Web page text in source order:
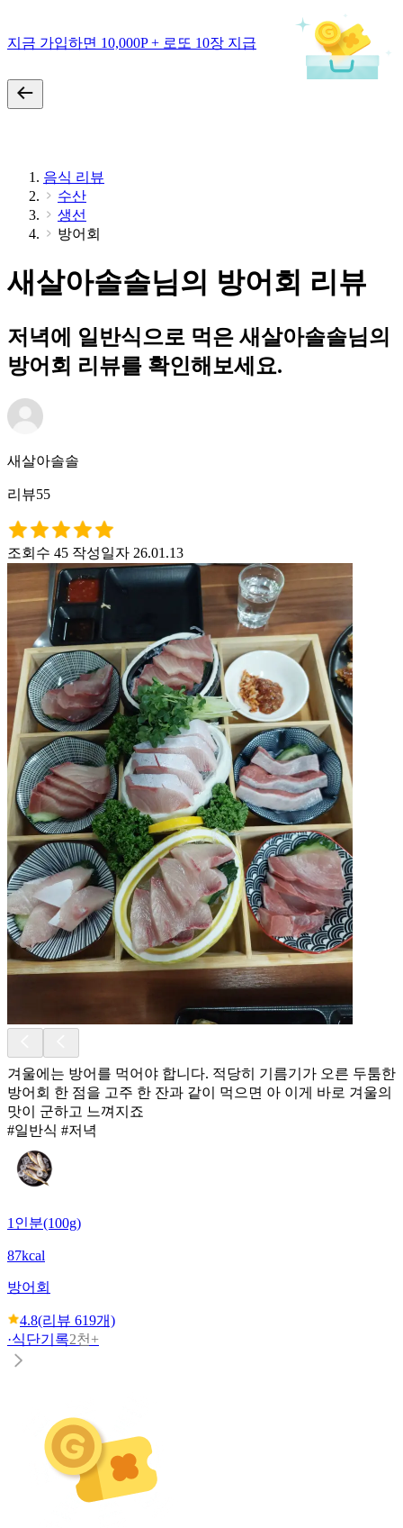
지금 가입하면 10,000P + 로또 10장 지급
음식 리뷰
수산
생선
방어회
새살아솔솔님의 방어회 리뷰
저녁에 일반식으로 먹은 새살아솔솔님의
방어회 리뷰를 확인해보세요.
새살아솔솔
리뷰55
조회수 45 작성일자 26.01.13
겨울에는 방어를 먹어야 합니다. 적당히 기름기가 오른 두툼한
방어회 한 점을 고주 한 잔과 같이 먹으면 아 이게 바로 겨울의
맛이 군하고 느껴지죠
#일반식 #저녁
1인분(100g)
87kcal
방어회
4.8(리뷰 619개)
·식단기록2천+